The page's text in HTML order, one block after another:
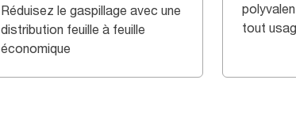
Réduisez le gaspillage avec une
distribution feuille à feuille
économique
tout